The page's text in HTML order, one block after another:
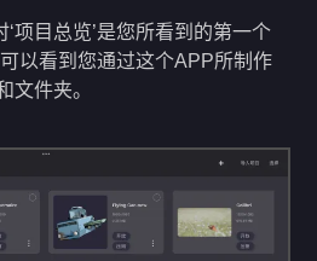
项目总览’是您所看到的第一个
以看到您通过这个APP所制作
文件夹。